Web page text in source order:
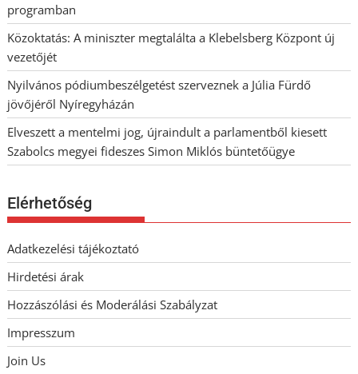
programban
Közoktatás: A miniszter megtalálta a Klebelsberg Központ új
vezetőjét
Nyilvános pódiumbeszélgetést szerveznek a Júlia Fürdő
jövőjéről Nyíregyházán
Elveszett a mentelmi jog, újraindult a parlamentből kiesett
Szabolcs megyei fideszes Simon Miklós büntetőügye
Elérhetőség
Adatkezelési tájékoztató
Hirdetési árak
Hozzászólási és Moderálási Szabályzat
Impresszum
Join Us